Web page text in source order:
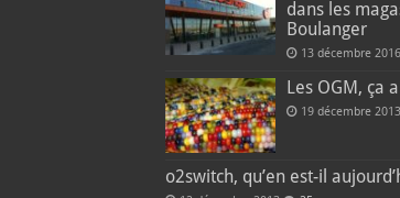
dans les
Boulanger
13 décembre 2016
Les OGM, ça
19 décembre 2013
o2switch, qu’en est-il